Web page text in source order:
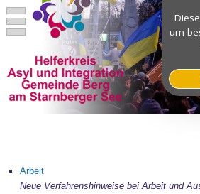
Arbeit
Neue Verfahrenshinweise bei Arbeit und
um